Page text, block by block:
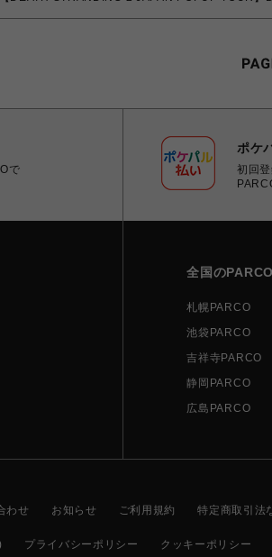
で
ポケ
初回
全国の
札幌PARCO
池袋PARCO
吉祥寺PARCO
静岡PARCO
広島PARCO
わせ お知らせ ご利用規約 特定商取引法
プライバシーポリシー クッキーポリシー